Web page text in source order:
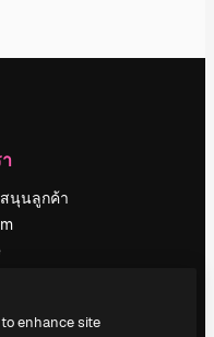
นุนลูกค้า
enhance site